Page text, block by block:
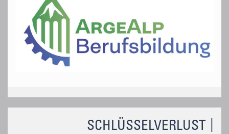
SCHLÜSSELVERLUST